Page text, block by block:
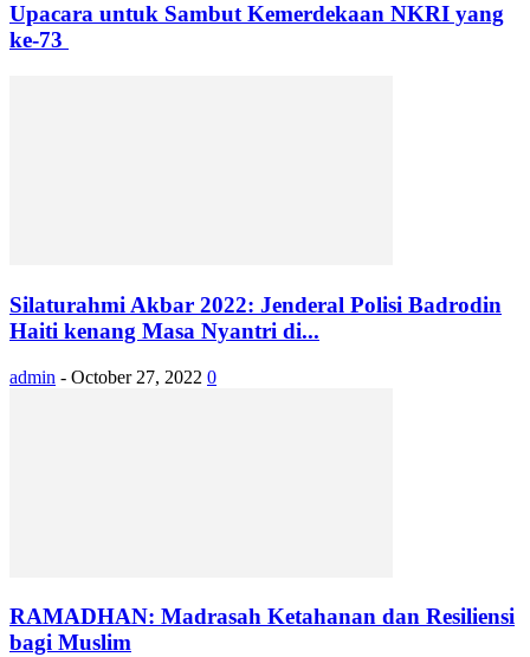
Upacara untuk Sambut Kemerdekaan NKRI yang
ke-73
Silaturahmi Akbar 2022: Jenderal Polisi Badrodin
Haiti kenang Masa Nyantri di...
admin - October 27, 2022 0
RAMADHAN: Madrasah Ketahanan dan Resiliensi
bagi Muslim